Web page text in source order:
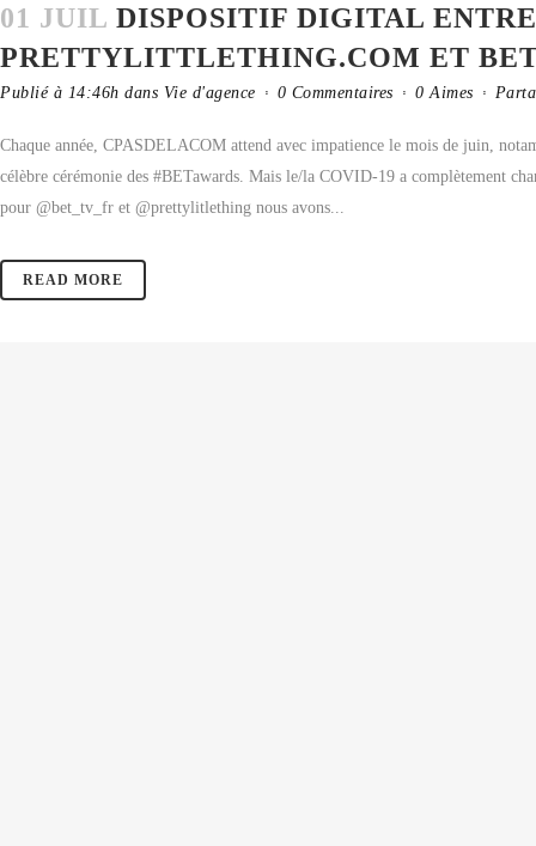
01 JUIL DISPOSITIF DIGITAL ENTRE
PRETTYLITTLETHING.COM ET
Publié à 14:46h dans Vie d'agence 0 Commentaires 0 Aimes
Chaque année, CPASDELACOM attend avec impatience le mois de juin,
célèbre cérémonie des #BETawards. Mais le/la COVID-19 a complètement
pour @bet_tv_fr et @prettylitlething nous avons...
READ MORE